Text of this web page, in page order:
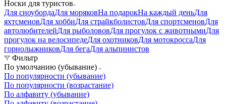
Носки для туристов
Для сноубордаДля моряковНа подарокНа каждый деньДля
яхтсменовДля хоббиДля страйкболистовДля спортсменовДля
автолюбителейДля рыболововДля прогулок с животнымиДля
прогулок на велосипедеДля охотниковДля мотокроссаДля
горнолыжниковДля бегаДля альпинистов
Фильтр
По умолчанию (убывание)
По популярности (убывание)
По популярности (возрастание)
По алфавиту (убывание)